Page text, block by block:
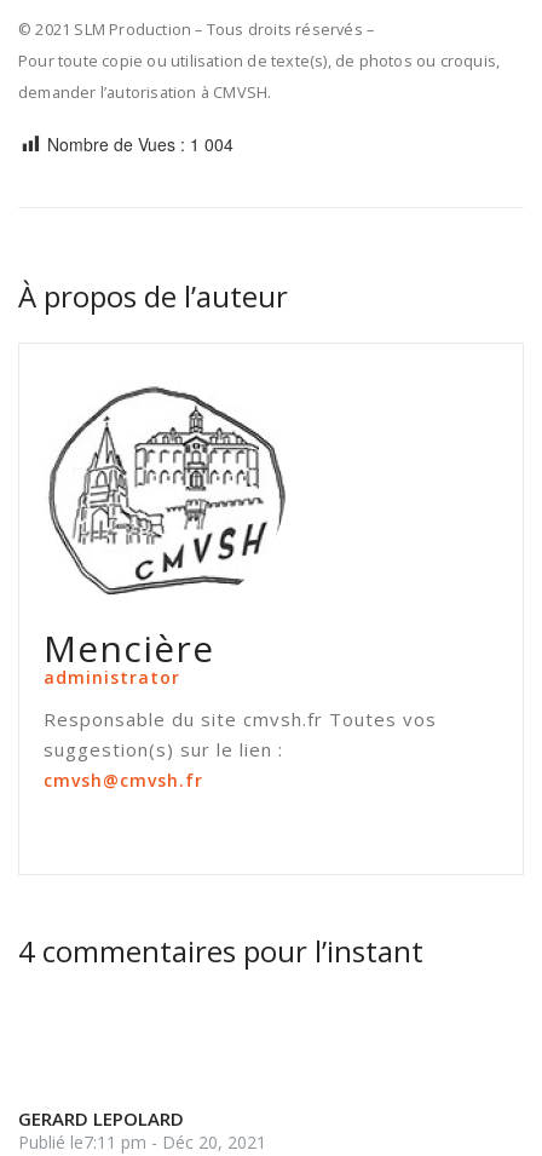
© 2021 SLM Production – Tous droits réservés –
Pour toute copie ou utilisation de texte(s), de photos ou croquis,
demander l’autorisation à CMVSH.
Nombre de Vues : 1 004
À propos de l’auteur
Mencière
administrator
Responsable du site cmvsh.fr Toutes vos
suggestion(s) sur le lien :
cmvsh@cmvsh.fr
4 commentaires pour l’instant
GERARD LEPOLARD
Publié le7:11 pm - Déc 20, 2021